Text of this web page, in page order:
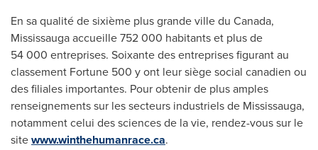
En sa qualité de sixième plus grande ville du Canada,
Mississaugaaccueille 752 000 habitants et plus de
54 000 entreprises. Soixante des entreprises figurant au
classement Fortune 500 y ont leur siège social canadien ou
des filiales importantes. Pour obtenir de plus amples
renseignements sur les secteurs industriels de Mississauga,
notamment celui des sciences de la vie, rendez-vous sur le
sitewww.winthehumanrace.ca.